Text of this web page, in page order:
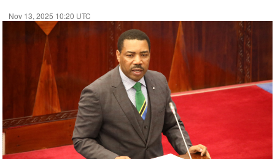
Nov 13, 2025 10:20 UTC